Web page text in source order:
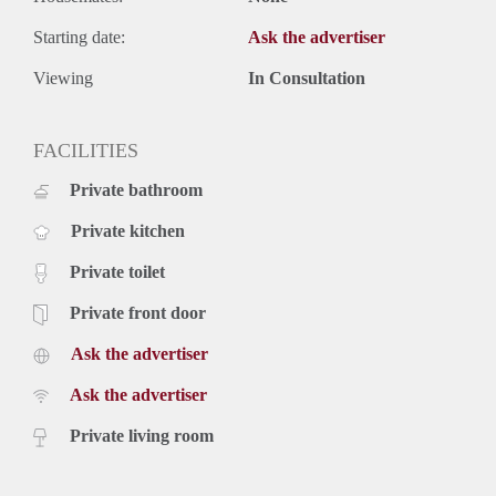
- Beschikbaar per direct.
€ 1.050,- exclusief g/w/e, kabel tv, internet. Inclusief vloer en
maanden. Bij een korte periode kan er sprake zijn van een
Voor meer informatie en bezichtigingen van bovengenoemde
woning kunt u te allen tijde contact met ons opnemen.
Starting date: Ask the advertiser
Viewing In Consultation
FACILITIES
Private bathroom
Private kitchen
Private toilet
Private front door
Ask the advertiser
Ask the advertiser
Private living room